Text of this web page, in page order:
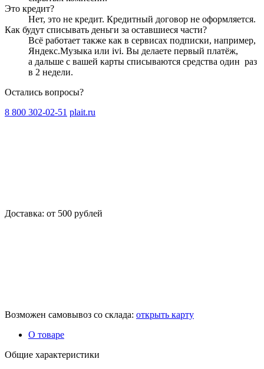
Это кредит?
Нет, это не кредит. Кредитный договор не оформляется.
Как будут списывать деньги за оставшиеся части?
Всё работает также как в сервисах подписки, например,
Яндекс.Музыка или ivi. Вы делаете первый платёж,
а дальше с вашей карты списываются средства один раз
в 2 недели.
Остались вопросы?
8 800 302-02-51 plait.ru
Доставка: от 500 рублей
Возможен самовывоз со склада: открыть карту
О товаре
Общие характеристики